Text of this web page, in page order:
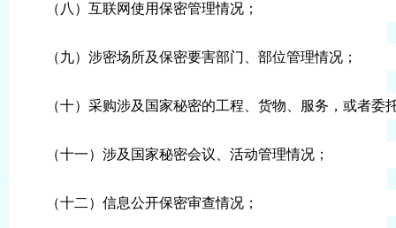
（八）互联网使用保密管理情况；
（九）涉密场所及保密要害部门、部位管理情况；
（十）采购涉及国家秘密的工程、货物、服务，或者
（十一）涉及国家秘密会议、活动管理情况；
（十二）信息公开保密审查情况；